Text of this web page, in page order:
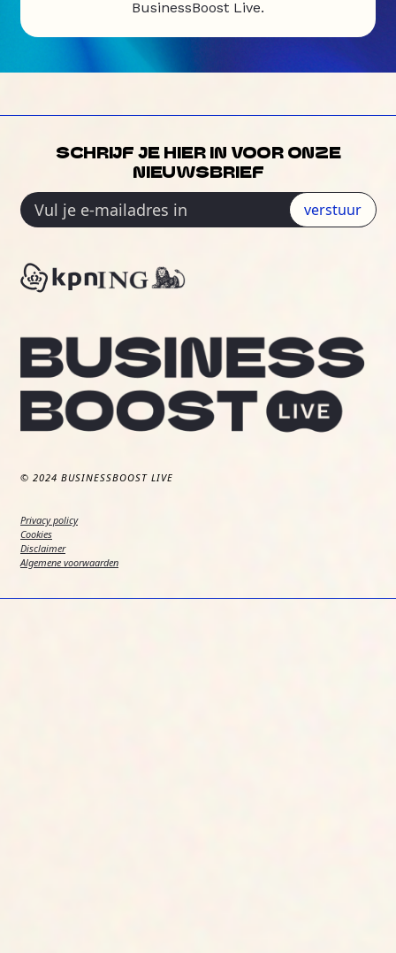
BusinessBoost Live.
© 2024 BUSINESSBOOST LIVE
Privacy policy
Cookies
Disclaimer
Algemene voorwaarden
SCHRIJF JE HIER IN VOOR ONZE
NIEUWSBRIEF
verstuur